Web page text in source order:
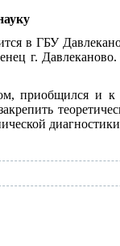
в ГБУ
г.
приобщился и к